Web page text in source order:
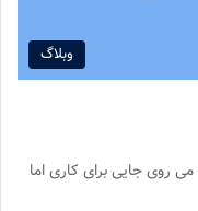
وبلاگ
روی جایی برای کاری اما